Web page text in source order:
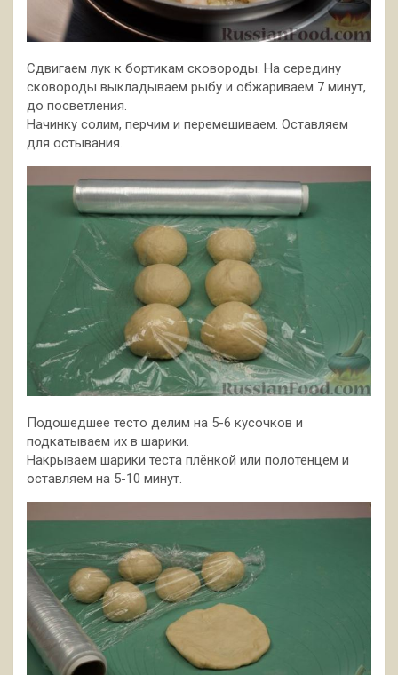
Сдвигаем лук к бортикам сковороды. На середину
сковороды выкладываем рыбу и обжариваем 7 минут,
до посветления.
Начинку солим, перчим и перемешиваем. Оставляем
для остывания.
Подошедшее тесто делим на 5-6 кусочков и
подкатываем их в шарики.
Накрываем шарики теста плёнкой или полотенцем и
оставляем на 5-10 минут.